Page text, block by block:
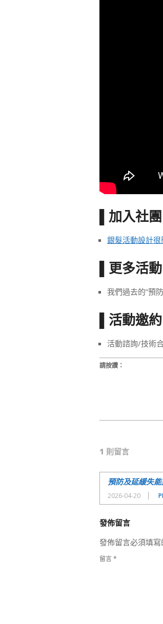
加入社團
銀髮活動設計很
更多活動
我們過去的”預
活動邀約
活動諮詢/技術
請按讚：
19
1 則留言
預防及延緩失
2026-04-20
發佈留言
發佈留言必須填
留言*